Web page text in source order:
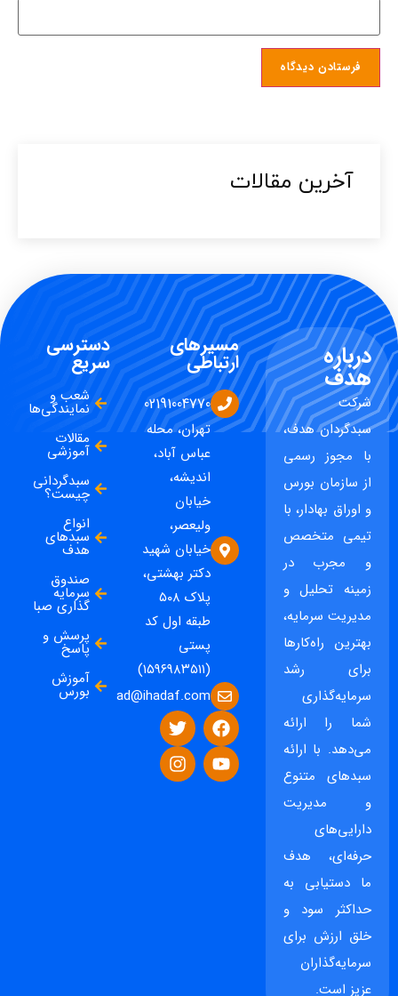
آخرین مقالات​
درباره
هدف
شرکت
سبدگردان هدف،
با مجوز رسمی
از سازمان بورس
و اوراق بهادار، با
تیمی متخصص
و مجرب در
زمینه تحلیل و
مدیریت سرمایه،
بهترین راه‌کارها
برای رشد
سرمایه‌گذاری
شما را ارائه
می‌دهد. با ارائه
سبدهای متنوع
و مدیریت
دارایی‌های
حرفه‌ای، هدف
ما دستیابی به
حداکثر سود و
خلق ارزش برای
سرمایه‌گذاران
عزیز است.
مسیرهای
ارتباطی
02191004770
تهران، محله
عباس آباد،
اندیشه،
خیابان
ولیعصر،
خیابان شهید
دکتر بهشتی،
پلاک ۵۰۸
طبقه اول کد
پستی
(۱۵۹۶۹۸۳۵۱۱)
ad@ihadaf.com
دسترسی
سریع
شعب و
نمایندگی‌ها
مقالات
آموزشی
سبدگردانی
چیست؟
انواع
سبدهای
هدف
صندوق
سرمایه
گذاری صبا
پرسش و
پاسخ
آموزش
بورس